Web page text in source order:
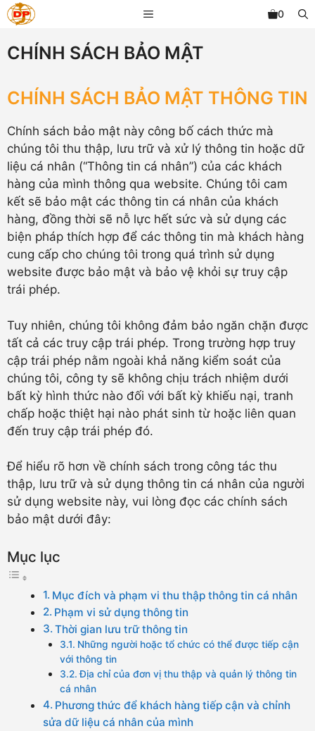
Chuyển
đến
nội
dung
MENU 0
CHÍNH SÁCH BẢO MẬT
CHÍNH SÁCH BẢO MẬT THÔNG TIN
Chính sách bảo mật này công bố cách thức mà
chúng tôi thu thập, lưu trữ và xử lý thông tin hoặc dữ
liệu cá nhân (“Thông tin cá nhân”) của các khách
hàng của mình thông qua website. Chúng tôi cam
kết sẽ bảo mật các thông tin cá nhân của khách
hàng, đồng thời sẽ nỗ lực hết sức và sử dụng các
biện pháp thích hợp để các thông tin mà khách hàng
cung cấp cho chúng tôi trong quá trình sử dụng
website được bảo mật và bảo vệ khỏi sự truy cập
trái phép.
Tuy nhiên, chúng tôi không đảm bảo ngăn chặn được
tất cả các truy cập trái phép. Trong trường hợp truy
cập trái phép nằm ngoài khả năng kiểm soát của
chúng tôi, công ty sẽ không chịu trách nhiệm dưới
bất kỳ hình thức nào đối với bất kỳ khiếu nại, tranh
chấp hoặc thiệt hại nào phát sinh từ hoặc liên quan
đến truy cập trái phép đó.
Để hiểu rõ hơn về chính sách trong công tác thu
thập, lưu trữ và sử dụng thông tin cá nhân của người
sử dụng website này, vui lòng đọc các chính sách
bảo mật dưới đây:
Mục lục
Mục đích và phạm vi thu thập thông tin cá nhân
Phạm vi sử dụng thông tin
Thời gian lưu trữ thông tin
Những người hoặc tổ chức có thể được tiếp cận
với thông tin
Địa chỉ của đơn vị thu thập và quản lý thông tin
cá nhân
Phương thức để khách hàng tiếp cận và chỉnh
sửa dữ liệu cá nhân của mình